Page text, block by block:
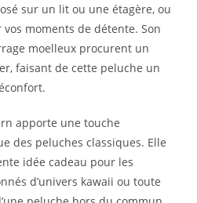
sur un lit ou une étagère, ou
moments de détente. Son
moelleux procurent un
faisant de cette peluche un
apporte une touche
des peluches classiques. Elle
idée cadeau pour les
d’univers kawaii ou toute